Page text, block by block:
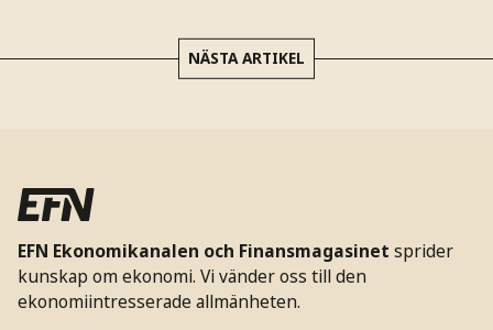
NÄSTA ARTIKEL
EFN Ekonomikanalen och Finansmagasinet sprider
kunskap om ekonomi. Vi vänder oss till den
ekonomiintresserade allmänheten.